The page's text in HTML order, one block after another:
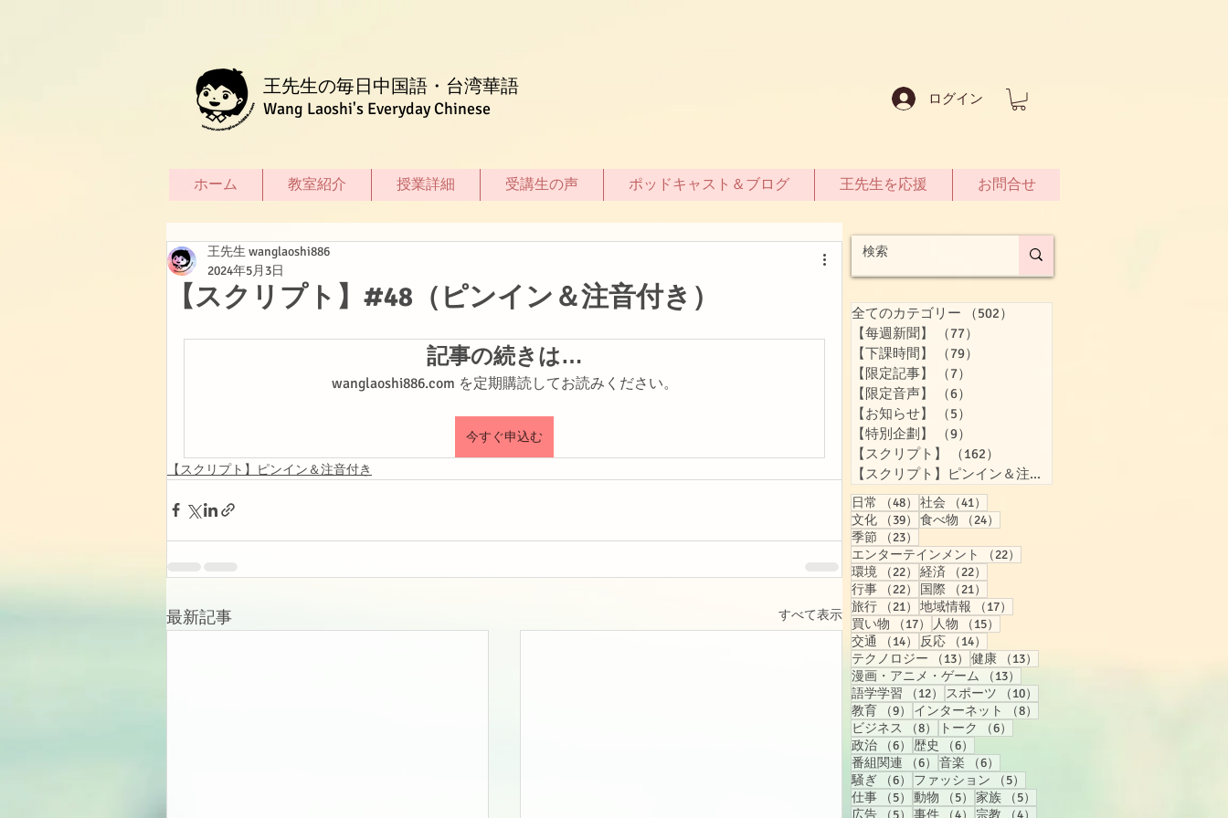
王先生の毎日中国語・台湾華語
Wang Laoshi's Everyday Chinese
ログイン
ホーム 教室紹介 授業詳細 受講生の声 ポッドキャスト＆ブログ 王先生を応援 お問合せ
【スクリプト】#48（ピンイン＆注音付き）
王先生 wanglaoshi886
2024年5月3日
記事の続きは…
wanglaoshi886.com を定期購読してお読みください。
今すぐ申込む
【スクリプト】ピンイン＆注音付き
最新記事 すべて表示
全てのカテゴリー （502）
【每週新聞】
（77）
【下課時間】
（79）
【限定記事】
（7）
【限定音声】
（6）
【お知らせ】
（5）
【特別企劃】
（9）
【スクリプト】
（162）
【スクリプト】ピンイン＆注音付き
日常 （48） 48件の記事
社会 （41）
文化
（39） 39件の記事
食べ物 （24）
季節
（23）
エンターテインメント
（22）
環境
（22） 22件の記事
経済 （22）
行事
（22） 22件の記事
国際 （21）
旅行
（21） 21件の記事
地域情報 （17）
買い物
（17） 17件の記事
人物 （15）
交通
（14） 14件の記事
反応 （14）
テクノロジー
（13） 13件の記事
健康 （13）
漫画・アニメ・ゲーム
（13）
語学学習
（12） 12件の記事
スポーツ （10）
教育
（9） 9件の記事
インターネット （8）
ビジネス
（8） 8件の記事
トーク （6）
政治
（6） 6件の記事
歴史 （6）
番組関連
（6） 6件の記事
音楽 （6）
騒ぎ
（6） 6件の記事
ファッション （5）
仕事
（5） 5件の記事
動物 （5） 5件の記事
家族 （5）
広告
（5） 5件の記事
事件 （4） 4件の記事
宗教 （4）